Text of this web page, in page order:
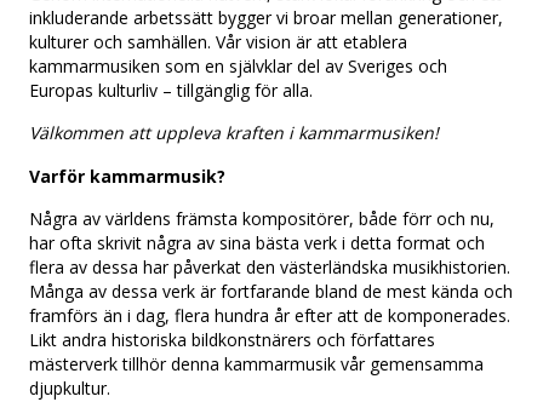
inkluderande arbetssätt bygger vi broar mellan generationer,
kulturer och samhällen. Vår vision är att etablera
kammarmusiken som en självklar del av Sveriges och
Europas kulturliv – tillgänglig för alla.
Välkommen att uppleva kraften i kammarmusiken!
Varför kammarmusik?
Några av världens främsta kompositörer, både förr och nu,
har ofta skrivit några av sina bästa verk i detta format och
flera av dessa har påverkat den västerländska musikhistorien.
Många av dessa verk är fortfarande bland de mest kända och
framförs än i dag, flera hundra år efter att de komponerades.
Likt andra historiska bildkonstnärers och författares
mästerverk tillhör denna kammarmusik vår gemensamma
djupkultur.